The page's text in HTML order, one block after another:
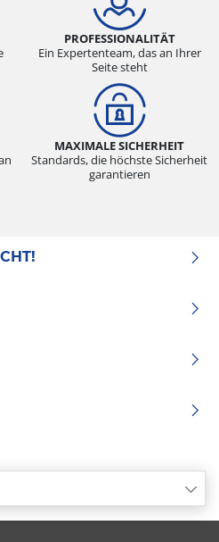
PROFESSIONALITÄT
Ein Expertenteam, das an Ihrer
Seite steht
MAXIMALE SICHERHEIT
Standards, die höchste Sicherheit
garantieren